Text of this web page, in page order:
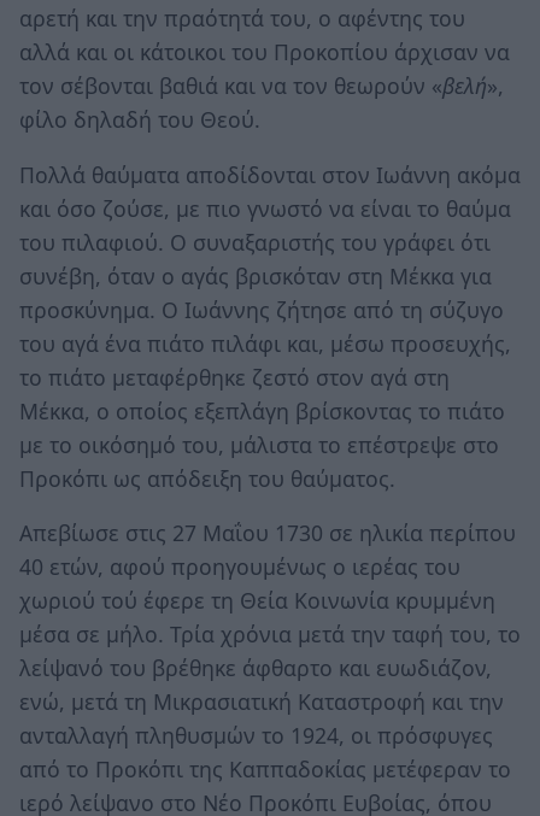
αρετή και την πραότητά του, ο αφέντης του
αλλά και οι κάτοικοι του Προκοπίου άρχισαν να
τον σέβονται βαθιά και να τον θεωρούν «βελή»,
φίλο δηλαδή του Θεού.
Πολλά θαύματα αποδίδονται στον Ιωάννη ακόμα
και όσο ζούσε, με πιο γνωστό να είναι το θαύμα
του πιλαφιού. Ο συναξαριστής του γράφει ότι
συνέβη, όταν ο αγάς βρισκόταν στη Μέκκα για
προσκύνημα. Ο Ιωάννης ζήτησε από τη σύζυγο
του αγά ένα πιάτο πιλάφι και, μέσω προσευχής,
το πιάτο μεταφέρθηκε ζεστό στον αγά στη
Μέκκα, ο οποίος εξεπλάγη βρίσκοντας το πιάτο
με το οικόσημό του, μάλιστα το επέστρεψε στο
Προκόπι ως απόδειξη του θαύματος.
Απεβίωσε στις 27 Μαΐου 1730 σε ηλικία περίπου
40 ετών, αφού προηγουμένως ο ιερέας του
χωριού τού έφερε τη Θεία Κοινωνία κρυμμένη
μέσα σε μήλο. Τρία χρόνια μετά την ταφή του, το
λείψανό του βρέθηκε άφθαρτο και ευωδιάζον,
ενώ, μετά τη Μικρασιατική Καταστροφή και την
ανταλλαγή πληθυσμών το 1924, οι πρόσφυγες
από το Προκόπι της Καππαδοκίας μετέφεραν το
ιερό λείψανο στο Νέο Προκόπι Ευβοίας, όπου